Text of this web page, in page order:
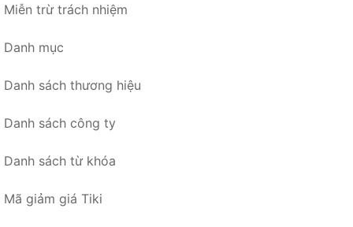
Miễn trừ trách nhiệm
Danh mục
Danh sách thương hiệu
Danh sách công ty
Danh sách từ khóa
Mã giảm giá Tiki